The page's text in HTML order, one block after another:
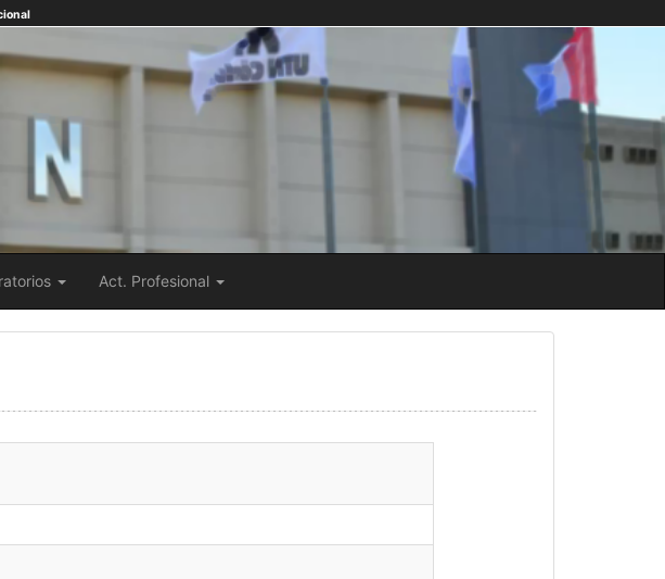
Act. Profesional